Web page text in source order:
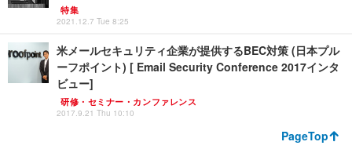
特集
2021.12.7 Tue 8:25
米メールセキュリティ企業が提供するBEC対策 (日本プル
ーフポイント) [ Email Security Conference 2017インタ
ビュー]
研修・セミナー・カンファレンス
2017.9.21 Thu 10:10
PageTop